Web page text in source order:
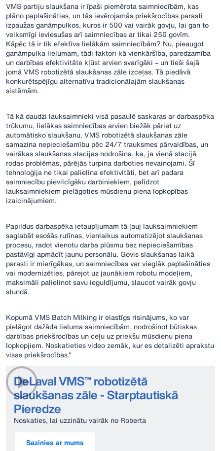
VMS partiju slaukšana ir īpaši piemērota saimniecībām, kas
plāno paplašināties, un tās ievērojamās priekšrocības parasti
izpaužas ganāmpulkos, kuros ir 500 vai vairāk govju, lai gan to
veiksmīgi ieviesušas arī saimniecības ar tikai 250 govīm.
Kāpēc tā ir tik efektīva lielākām saimniecībām? Nu, pieaugot
ganāmpulka lielumam, tādi faktori kā vienkāršība, paredzamība
un darbības efektivitāte kļūst arvien svarīgāki – un tieši šajā
jomā VMS robotizētā slaukšanas zāle izceļas. Tā piedāvā
konkurētspējīgu alternatīvu tradicionālajām slaukšanas
sistēmām.
Tā kā daudzi lauksaimnieki visā pasaulē saskaras ar darbaspēka
trūkumu, lielākas saimniecības arvien biežāk pāriet uz
automātisko slaukšanu. VMS robotizētā slaukšanas zāle
samazina nepieciešamību pēc 24/7 trauksmes pārvaldības, un
vairākas slaukšanas stacijas nodrošina, ka, ja vienā stacijā
rodas problēmas, pārējās turpina darboties nevainojami. Šī
tehnoloģija ne tikai palielina efektivitāti, bet arī padara
saimniecību pievilcīgāku darbiniekiem, palīdzot
lauksaimniekiem pielāgoties mūsdienu piena lopkopības
izaicinājumiem.
Papildus darbaspēka ietaupījumam tā ļauj lauksaimniekiem
saglabāt esošās rutīnas, vienlaikus automatizējot slaukšanas
procesu, radot vienotu darba plūsmu bez nepieciešamības
pastāvīgi apmācīt jaunu personālu. Govis slaukšanas laikā
parasti ir mierīgākas, un saimniecības var vieglāk paplašināties
vai modernizēties, pārejot uz jaunākiem robotu modeļiem,
maksimāli palielinot savu ieguldījumu, slaucot vairāk govju
stundā.
Kopumā VMS Batch Milking ir elastīgs risinājums, ko var
pielāgot dažāda lieluma saimniecībām, nodrošinot būtiskas
darbības priekšrocības un ceļu uz priekšu mūsdienu piena
lopkopjiem. Noskatieties video zemāk, kur es detalizēti aprakstu
visas priekšrocības."
DeLaval VMS™ robotizētā
slaukšanas zāle - Starptautiskā
Pieredze
Noskaties, lai uzzinātu vairāk no Roberta
Sazinies ar mums